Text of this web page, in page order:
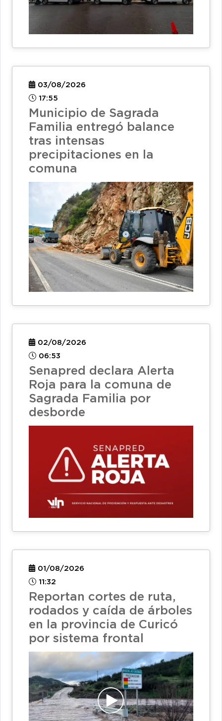
03/08/2026
17:55
Municipio de Sagrada
Familia entregó balance
tras intensas
precipitaciones en la
comuna
02/08/2026
06:53
Senapred declara Alerta
Roja para la comuna de
Sagrada Familia por
desborde
01/08/2026
11:32
Reportan cortes de ruta,
rodados y caída de árboles
en la provincia de Curicó
por sistema frontal